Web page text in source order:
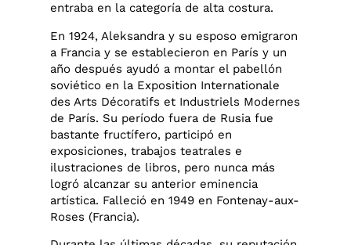
entraba en la categoría de alta costura.
En 1924, Aleksandra y su esposo emigraron
a Francia y se establecieron en París y un
año después ayudó a montar el pabellón
soviético en la Exposition Internationale
des Arts Décoratifs et Industriels Modernes
de París. Su período fuera de Rusia fue
bastante fructífero, participó en
exposiciones, trabajos teatrales e
ilustraciones de libros, pero nunca más
logró alcanzar su anterior eminencia
artística. Falleció en 1949 en Fontenay-aux-
Roses (Francia).